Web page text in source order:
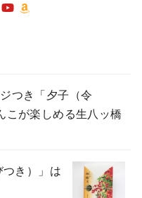
つき「夕子（令
こが楽しめる生八ッ橋
き）」は